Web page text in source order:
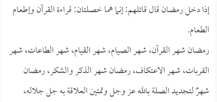
إذا دخل رمضان قال قائلهم: إنما هما خصلتان: قراءة القرآن وإطعام
الطعام.
رمضان شهر القرآن، شهر الصيام، شهر القيام، شهر الطاعات، شهر
القربات، شهر الاعتكاف، رمضان شهر الذكر والشكر، رمضان
شهرٌ لتجديد الصلة بالله عز وجل وتمتين العلاقة به جل جلاله،